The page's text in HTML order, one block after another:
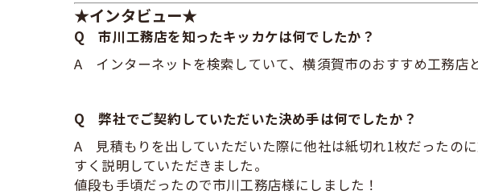
★インタビュー★
Q 市川工務店を知ったキッカケは何でしたか？
A インターネットを検索していて、横須賀市のおすすめ工務店
Q 弊社でご契約していただいた決め手は何でしたか？
A 見積もりを出していただいた際に他社は紙切れ1枚だったの
すく説明していただきました。
値段も手頃だったので市川工務店様にしました！